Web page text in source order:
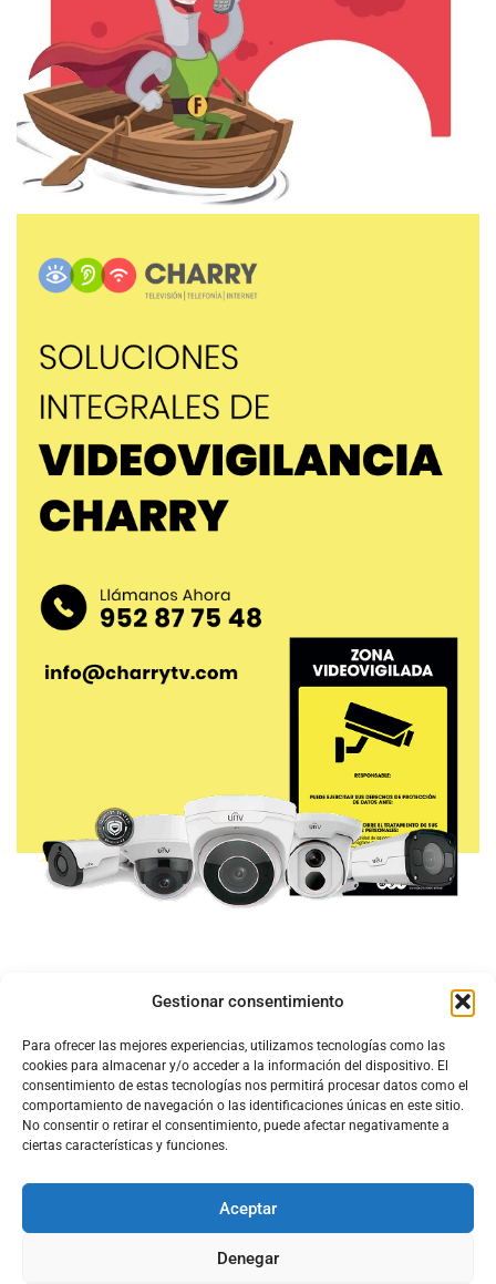
Gestionar consentimiento
Para ofrecer las mejores experiencias, utilizamos tecnologías como las
cookies para almacenar y/o acceder a la información del dispositivo. El
consentimiento de estas tecnologías nos permitirá procesar datos como el
comportamiento de navegación o las identificaciones únicas en este sitio.
No consentir o retirar el consentimiento, puede afectar negativamente a
ciertas características y funciones.
Aceptar
Denegar